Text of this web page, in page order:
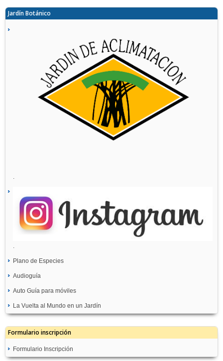
Jardín Botánico
.
.
Plano de Especies
Audioguía
Auto Guía para móviles
La Vuelta al Mundo en un Jardín
Formulario inscripción
Formulario Inscripción